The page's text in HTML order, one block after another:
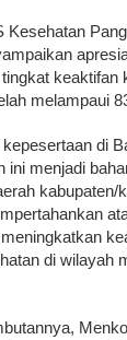
Kesehatan
keaktifan
melampaui
di
ini menjadi
kabupaten/
di wilayah